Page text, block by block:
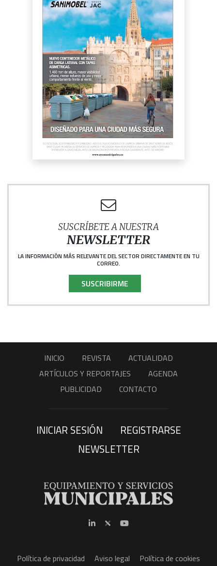
SUSCRÍBETE A NUESTRA
NEWSLETTER
LA INFORMACIÓN MÁS RELEVANTE DEL SECTOR DIRECTAMENTE EN TU
CORREO.
SUSCRIBIRME
INICIO REVISTA
ACTUALIDAD
ARTÍCULOS Y REPORTAJES
AGENDA
PUBLICIDAD
CONTACTO
INICIAR SESIÓN
REGISTRARSE
NEWSLETTER
Política de privacidad Aviso legal
Política de cookies